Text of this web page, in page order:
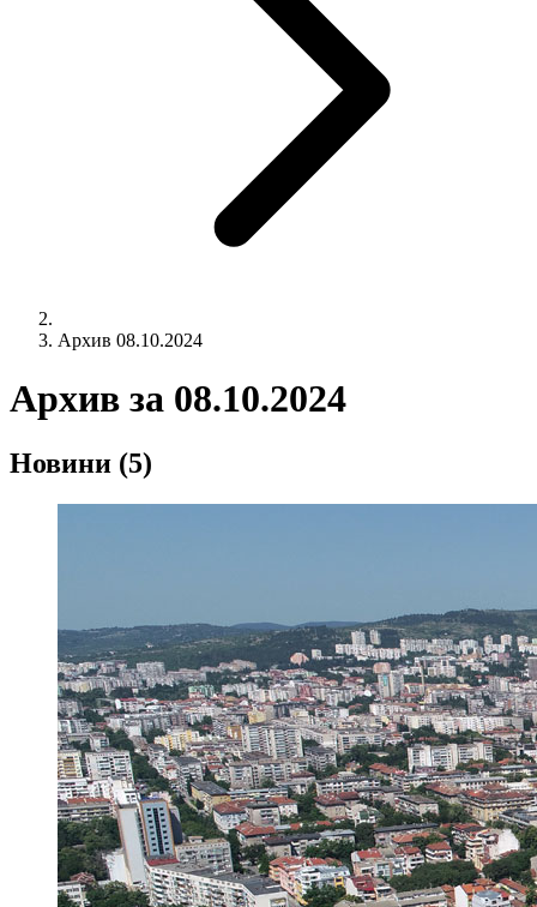
Архив 08.10.2024
Архив за 08.10.2024
Новини (5)